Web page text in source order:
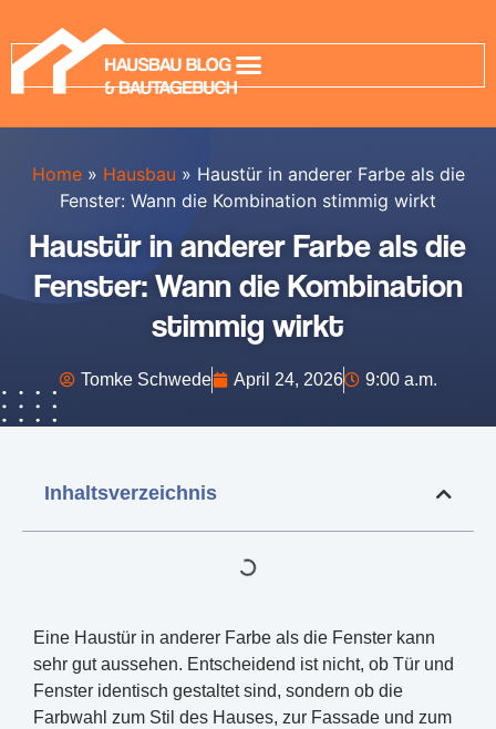
Home » Hausbau » Haustür in anderer Farbe als die
Fenster: Wann die Kombination stimmig wirkt
Haustür in anderer Farbe als die
Fenster: Wann die Kombination
stimmig wirkt
Tomke Schwede April 24, 2026 9:00 a.m.
Inhaltsverzeichnis
Eine Haustür in anderer Farbe als die Fenster kann
sehr gut aussehen. Entscheidend ist nicht, ob Tür und
Fenster identisch gestaltet sind, sondern ob die
Farbwahl zum Stil des Hauses, zur Fassade und zum